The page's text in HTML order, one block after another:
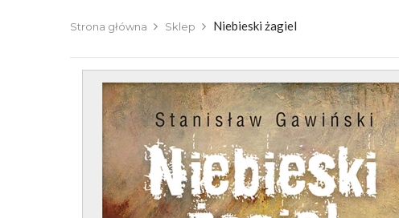
Strona główna Sklep Niebieski żagiel